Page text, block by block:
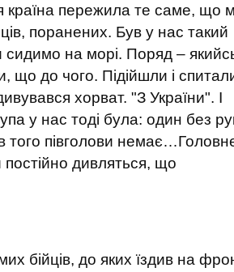
країна пережила те саме, що
поранених. Був у нас такий
сидимо на морі. Поряд –
що до чого. Підійшли і
хорват. "З України". І
у нас тоді була: один без
того півголови
постійно дивляться, що
бійців, до яких їздив на